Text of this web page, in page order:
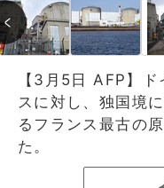
【3月5日 AFP】
スに対し、独国境
るフランス最古の
た。